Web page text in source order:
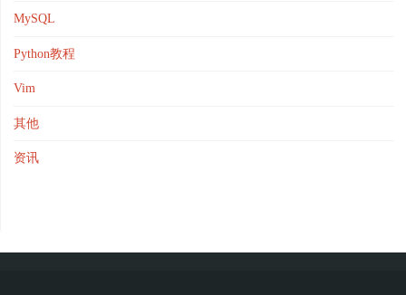
MySQL
Python教程
Vim
其他
资讯